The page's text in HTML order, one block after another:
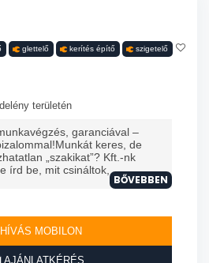
glettelő kerítés építő szigetelő
területén
garanciával –
keres, de
„szakikat”? Kft.-nk
írd be, mit csináltok, ...
BŐVEBBEN
HÍVÁS MOBILON
AJÁNLATKÉRÉS